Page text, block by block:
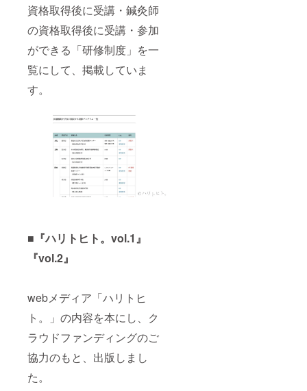
資格取得後に受講・鍼灸師
の資格取得後に受講・参加
ができる「研修制度」を一
覧にして、掲載していま
す。
■『ハリトヒト。vol.1』
『vol.2』
webメディア「ハリトヒ
ト。」の内容を本にし、ク
ラウドファンディングのご
協力のもと、出版しまし
た。